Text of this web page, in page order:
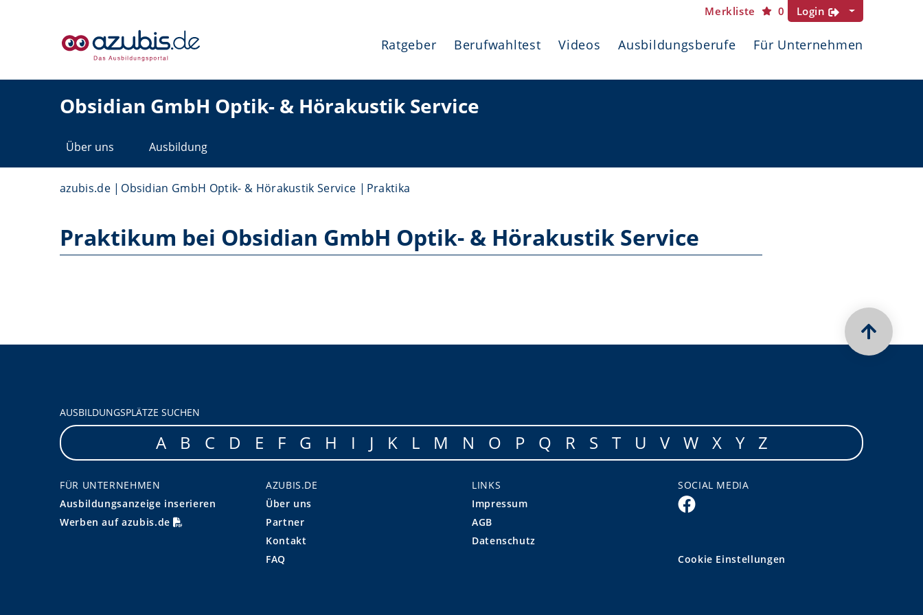
Merkliste 0 Login
Ratgeber Berufwahltest Videos Ausbildungsberufe Für Unternehmen
Obsidian GmbH Optik- & Hörakustik Service
Über uns Ausbildung
azubis.de Obsidian GmbH Optik- & Hörakustik Service Praktika
Praktikum bei Obsidian GmbH Optik- & Hörakustik Service
AUSBILDUNGSPLÄTZE SUCHEN
A B C D E F G H I J K L M N O P Q R S T U V W X Y Z
FÜR UNTERNEHMEN
Ausbildungsanzeige inserieren
Werben auf azubis.de
AZUBIS.DE
Über uns
Partner
Kontakt
FAQ
LINKS
Impressum
AGB
Datenschutz
SOCIAL MEDIA
Cookie Einstellungen